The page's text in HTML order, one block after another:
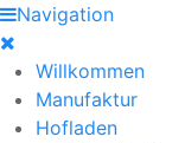
Navigation
Willkommen
Manufaktur
Hofladen